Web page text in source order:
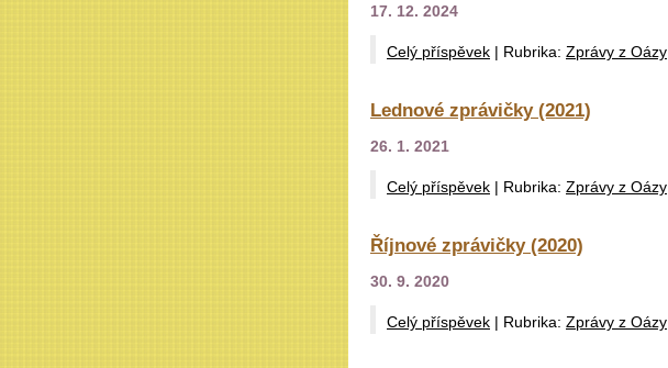
17. 12. 2024
Celý příspěvek | Rubrika: Zprávy z Oázy
Lednové zprávičky (2021)
26. 1. 2021
Celý příspěvek | Rubrika: Zprávy z Oázy
Říjnové zprávičky (2020)
30. 9. 2020
Celý příspěvek | Rubrika: Zprávy z Oázy